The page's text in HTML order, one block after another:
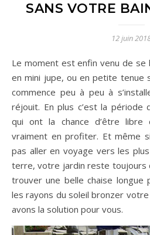
SANS VOTRE
12 juin
Le moment est enfin venu de se balader en short, en top,
en mini jupe, ou en petite tenue
commence peu à peu à
réjouit. En plus c’est la période
qui ont la chance d’être libre
vraiment en profiter. Et même
pas aller en voyage vers les
terre, votre jardin reste toujours
trouver une belle chaise longue
les rayons du soleil bronzer
avons la solution pour vous.